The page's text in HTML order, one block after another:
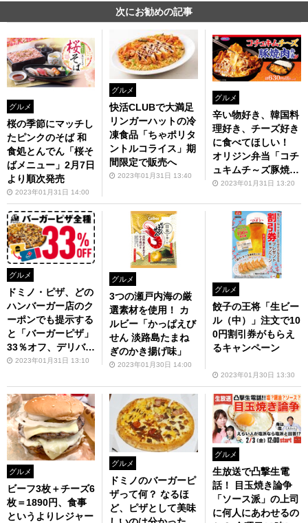
次にお勧めの記事
グルメ
桜の季節にマッチし
たピンクのそば 和
食処とんでん「桜そ
ばメニュー」2月7日
より順次発売
2023年01月31日 14:00
グルメ
快活CLUBで大満足
リンガーハットの冷
凍食品「ちゃポリタ
ントルコライス」期
間限定で販売へ
2023年01月31日 13:40
グルメ
辛い物好き、韓国料
理好き、チーズ好き
に食べてほしい！
オリジン弁当「コチ
ュキムチ～ズ豚焼肉
弁当」
2023年01月31日 13:20
グルメ
ドミノ・ピザ、どの
ハンバーガー店のク
ーポンでも提示する
と「バーガーピザ」
33％オフ、デリバリ
ー限定
2023年01月31日 13:10
グルメ
3つの瀬戸内海の厳
選素材を使用！ カ
ルビー「かっぱえび
せん 淡路島たまね
ぎのかき揚げ味」
2023年01月30日 14:00
グルメ
餃子の王将「生ビー
ル（中）」注文で10
0円割引券がもらえ
るキャンペーン
2023年01月30日 13:30
グルメ
ビーフ3枚＋チーズ6
枚＝1890円、食事
というよりレジャー
グルメ
ドミノのバーガーピ
ザって何？ なるほ
ど、ピザとして美味
グルメ
生放送で凸撃生電
話！ 目玉焼き論争
「ソース派」の上司
に何人にあわせるの